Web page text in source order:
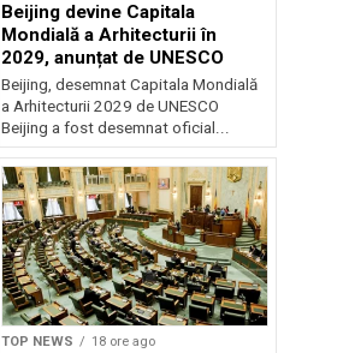
Beijing devine Capitala
Mondială a Arhitecturii în
2029, anunțat de UNESCO
Beijing, desemnat Capitala Mondială
a Arhitecturii 2029 de UNESCO
Beijing a fost desemnat oficial...
TOP NEWS 18 ore ago